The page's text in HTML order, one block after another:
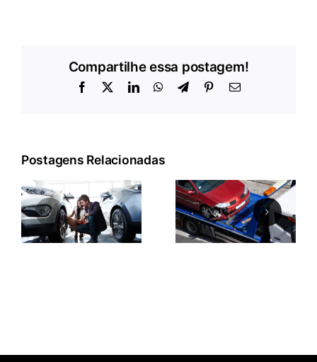
Compartilhe essa postagem!
Facebook LinkedInWhatsApp
TelegramPinterest
E-
Postagens Relacionadas